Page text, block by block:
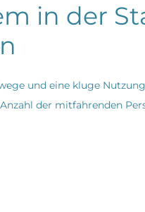
in der
und eine kluge
der mitfahrenden